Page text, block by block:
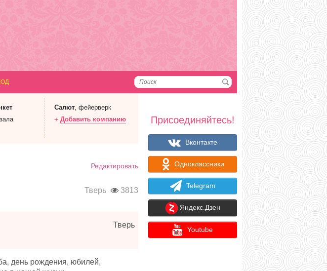
зала
Салют, фейерверк
+ Добавить компанию
Редактировать
Тверь 3813
Тверь
день рождения, юбилей,
Присоединяйтесь!
Вконтакте
Одноклассники
Telegram
Яндекс.Дзен
Youtube